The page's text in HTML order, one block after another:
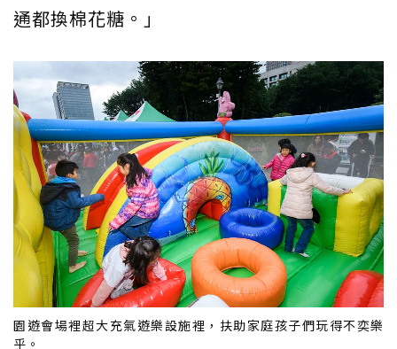
通都換棉花糖。」
園遊會場裡超大充氣遊樂設施裡，扶助家庭孩子們玩得不奕樂
乎。